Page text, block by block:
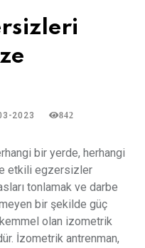
2023 842
bir yerde, herhangi
etkili egzersizler
tonlamak ve darbe
bir şekilde güç
olan izometrik
İzometrik antrenman,